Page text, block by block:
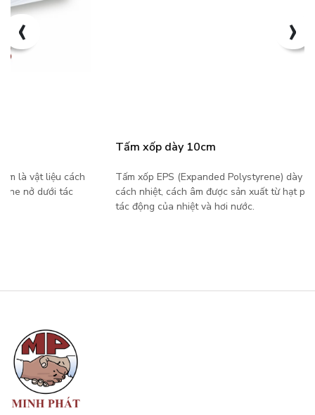
Tấm xốp dày 10cm
Tấm xốp EPS (Expanded Polystyrene) dày 10cm là vật liệu
cách nhiệt, cách âm được sản xuất từ hạt polystyrene nở dưới
tác động của nhiệt và hơi nước.
‹ ›